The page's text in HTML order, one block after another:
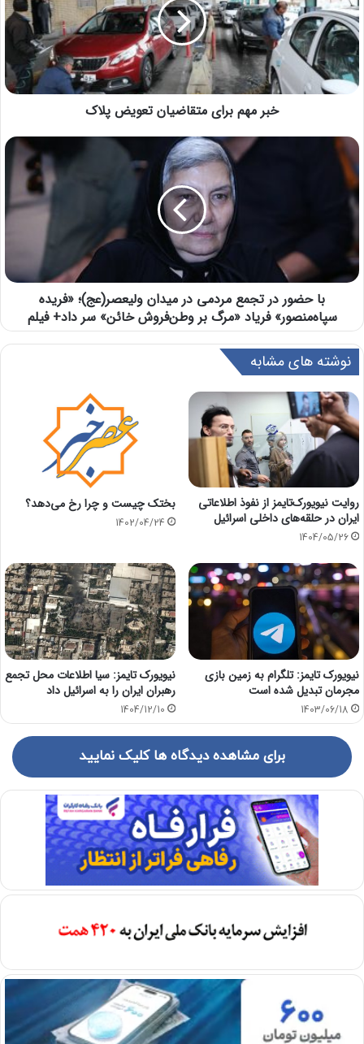
خبر مهم برای متقاضیان تعویض پلاک
با حضور در تجمع مردمی در میدان ولیعصر(عج)؛ «فریده
سپاه‌منصور» فریاد «مرگ بر وطن‌فروش خائن» سر داد+ فیلم
نوشته های مشابه
روایت نیویورک‌تایمز از نفوذ اطلاعاتی
ایران در حلقه‌های داخلی اسرائیل
1404/05/26
بختک چیست و چرا رخ می‌دهد؟
1402/04/24
نیویورک تایمز: تلگرام به زمین بازی
مجرمان تبدیل شده است
1403/06/18
نیویورک تایمز: سیا اطلاعات محل تجمع
رهبران ایران را به اسرائیل داد
1404/12/10
برای مشاهده دیدگاه ها کلیک نمایید